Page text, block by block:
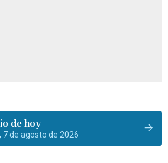
de hoy
7 de agosto de 2026